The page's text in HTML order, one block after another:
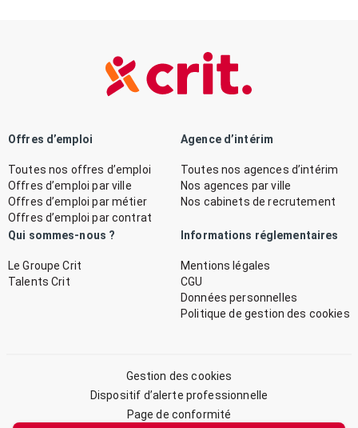
Offres d’emploi
Toutes nos offres d’emploi
Offres d’emploi par ville
Offres d’emploi par métier
Offres d’emploi par contrat
Agence d’intérim
Toutes nos agences d’intérim
Nos agences par ville
Nos cabinets de recrutement
Qui sommes-nous ?
Le Groupe Crit
Talents Crit
Informations réglementaires
Mentions légales
CGU
Données personnelles
Politique de gestion des cookies
Gestion des cookies
Dispositif d’alerte professionnelle
Page de conformité